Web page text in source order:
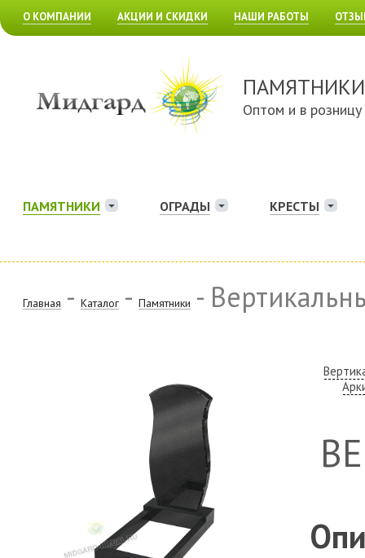
О КОМПАНИИ АКЦИИ И СКИДКИ НАШИ РАБОТЫ
ПАМЯТНИКИ
Оптом и в розницу
ПАМЯТНИКИ ОГРАДЫ КРЕСТЫ
Главная - Каталог - Памятники -